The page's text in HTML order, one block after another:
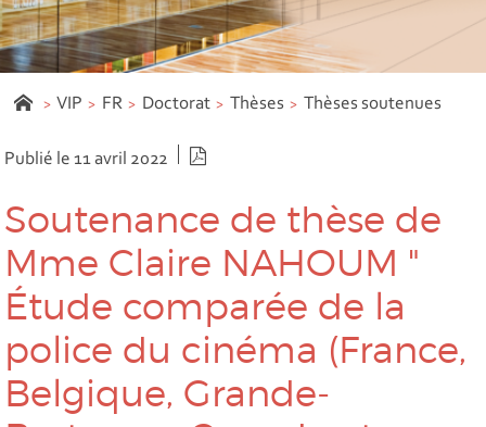
VIP FR Doctorat Thèses Thèses soutenues
Publié le 11 avril 2022
Soutenance de thèse de
Mme Claire NAHOUM "
Étude comparée de la
police du cinéma (France,
Belgique, Grande-